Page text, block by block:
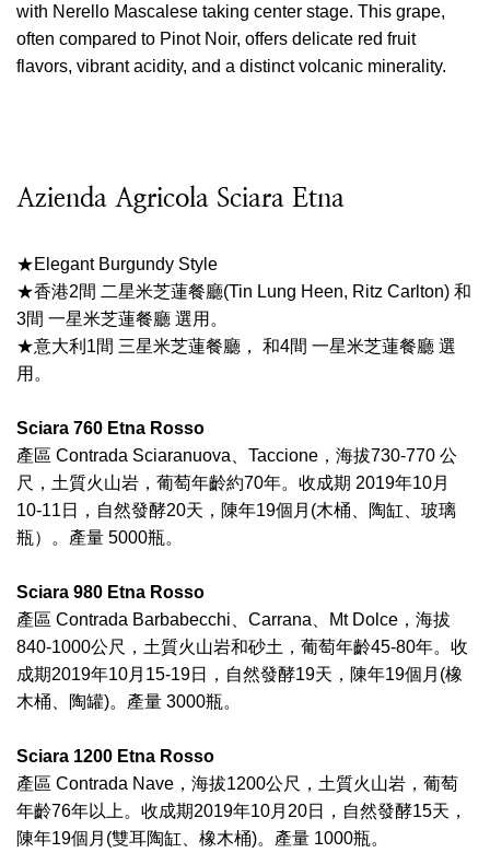
with Nerello Mascalese taking center stage. This grape,
often compared to Pinot Noir, offers delicate red fruit
flavors, vibrant acidity, and a distinct volcanic minerality.
Azienda Agricola Sciara Etna
★Elegant Burgundy Style
★香港2間 二星米芝蓮餐廳(Tin Lung Heen, Ritz Carlton) 和
3間 一星米芝蓮餐廳 選用。
★意大利1間 三星米芝蓮餐廳， 和4間 一星米芝蓮餐廳 選
用。
Sciara 760 Etna Rosso
產區 Contrada Sciaranuova、Taccione，海拔730-770 公
尺，土質火山岩，葡萄年齡約70年。收成期 2019年10月
10-11日，自然發酵20天，陳年19個月(木桶、陶缸、玻璃
瓶）。產量 5000瓶。
Sciara 980 Etna Rosso
產區 Contrada Barbabecchi、Carrana、Mt Dolce，海拔
840-1000公尺，土質火山岩和砂土，葡萄年齡45-80年。收
成期2019年10月15-19日，自然發酵19天，陳年19個月(橡
木桶、陶罐)。產量 3000瓶。
Sciara 1200 Etna Rosso
產區 Contrada Nave，海拔1200公尺，土質火山岩，葡萄
年齡76年以上。收成期2019年10月20日，自然發酵15天，
陳年19個月(雙耳陶缸、橡木桶)。產量 1000瓶。